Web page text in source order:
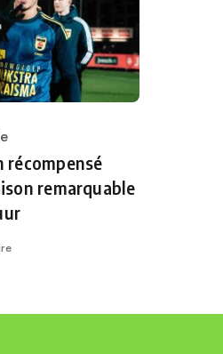
récompensé
remarquable